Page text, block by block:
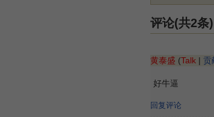
评论(共2条)
黄泰盛 (Talk | 贡
好牛逼
回复评论